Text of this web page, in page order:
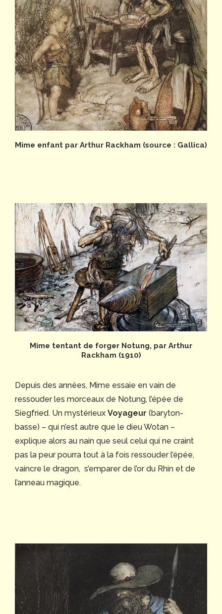
Mime enfant par Arthur Rackham (source : Gallica)
Mime tentant de forger Notung, par Arthur
Rackham (1910)
Depuis des années, Mime essaie en vain de
ressouder les morceaux de Notung, l’épée de
Siegfried. Un mystérieux Voyageur (baryton-
basse) – qui n’est autre que le dieu Wotan –
explique alors au nain que seul celui qui ne craint
pas la peur pourra tout à la fois ressouder l’épée,
vaincre le dragon, s’emparer de l’or du Rhin et de
l’anneau magique.